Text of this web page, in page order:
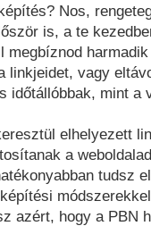
Nos,
is, a te
megbíznod
linkjeidet, vagy
időtállóbbak, mint a
elhelyezett
a
tudsz
azért, hogy a PBN